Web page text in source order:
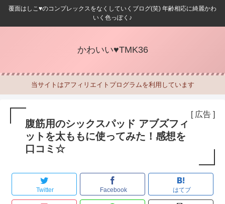
覆面はしこ♥のコンプレックスをなくしていくブログ(笑) 年齢相応に綺麗かわ
いく色っぽく♪
かわいい♥TMK36
当サイトはアフィリエイトプログラムを利用しています
[ 広告 ]
腹筋用のシックスパッド アブズフィ
ットを太ももに使ってみた！感想を
口コミ☆
Twitter Facebook はてブ